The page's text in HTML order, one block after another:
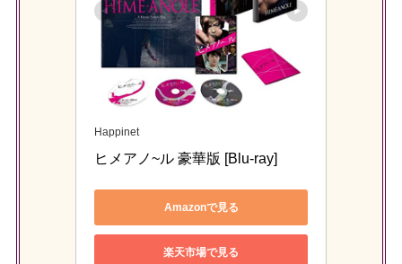
Happinet
ヒメアノ~ル 豪華版 [Blu-ray]
Amazonで見る
楽天市場で見る